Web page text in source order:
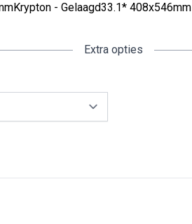
- Gelaagd33.1* 408x546mm
Extra opties